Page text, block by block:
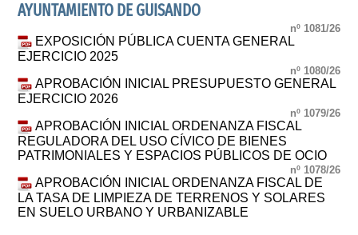
AYUNTAMIENTO DE GUISANDO
nº 1081/26
EXPOSICIÓN PÚBLICA CUENTA GENERAL
EJERCICIO 2025
nº 1080/26
APROBACIÓN INICIAL PRESUPUESTO GENERAL
EJERCICIO 2026
nº 1079/26
APROBACIÓN INICIAL ORDENANZA FISCAL
REGULADORA DEL USO CÍVICO DE BIENES
PATRIMONIALES Y ESPACIOS PÚBLICOS DE OCIO
nº 1078/26
APROBACIÓN INICIAL ORDENANZA FISCAL DE
LA TASA DE LIMPIEZA DE TERRENOS Y SOLARES
EN SUELO URBANO Y URBANIZABLE